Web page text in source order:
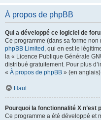
À propos de phpBB
Qui a développé ce logiciel de
Ce programme (dans sa forme
phpBB Limited , qui en est le
la « Licence Publique Générale
distribué gratuitement. Pour plus
« À propos de phpBB » (en
Haut
Pourquoi la fonctionnalité X n’est
Ce programme a été développé et